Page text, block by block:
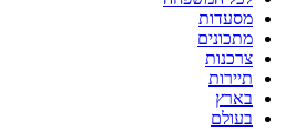
מסעדות
מתכונים
צרכנות
תיירות
בארץ
בעולם